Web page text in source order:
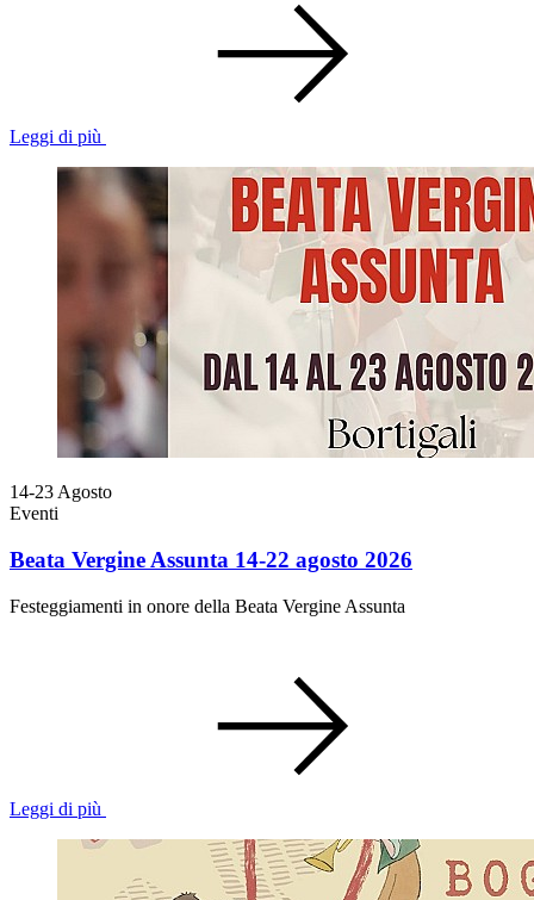
Leggi di più
14-23 Agosto
Eventi
Beata Vergine Assunta 14-22 agosto 2026
Festeggiamenti in onore della Beata Vergine Assunta
Leggi di più